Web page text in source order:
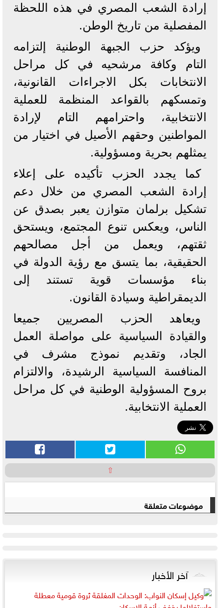
إرادة الشعب المصري في هذه اللحظة
المفصلية من تاريخ الوطن.
ويؤكد حزب الجبهة الوطنية إلتزامه
التام وكافة مرشحيه في كل مراحل
الانتخابات بكل الاجراءات القانونية،
وتمسكهم بالقواعد المنظمة للعملية
الانتخابية، واحترامهم التام لإرادة
المواطنين وحقهم الأصيل في اختيار من
يمثلهم بحرية ومسؤولية.
كما يجدد الحزب تأكيده على إعلاء
إرادة الشعب المصري من خلال دعم
تشكيل برلمان متوازن يعبر بصدق عن
الناس، ويعكس تنوع المجتمع، ويستحق
ثقتهم، ويعمل من أجل مصالحهم
الحقيقية، بما يتسق مع رؤية الدولة في
بناء مؤسسات قوية تستند إلى
الديمقراطية وسيادة القانون.
ويعاهد الحزب المصريين جميعا
والقيادة السياسية على مواصلة العمل
الجاد، وتقديم نموذج مشرف في
المنافسة السياسية الرشيدة، والالتزام
بروح المسؤولية الوطنية في كل مراحل
العملية الانتخابية.
⇧
موضوعات متعلقة
آخر الأخبار